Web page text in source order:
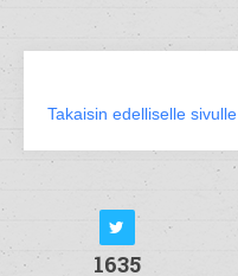
Takaisin edelliselle sivulle
1635